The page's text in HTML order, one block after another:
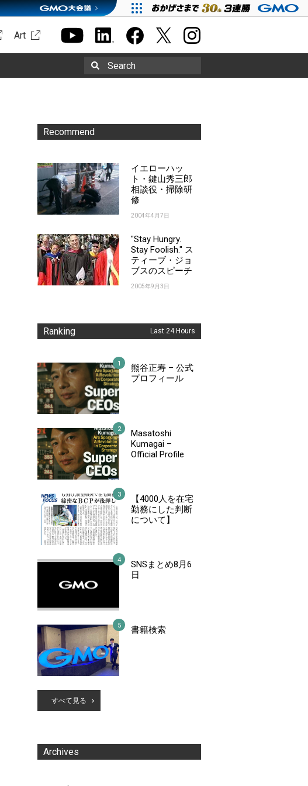
Art
Search
Recommend
イエローハッ
ト・鍵山秀三郎
相談役・掃除研
修
2004年4月7日
"Stay Hungry.
Stay Foolish." ス
ティーブ・ジョ
ブスのスピーチ
2005年9月3日
Ranking Last 24 Hours
熊谷正寿 – 公式
プロフィール
Masatoshi
Kumagai –
Official Profile
【4000人を在宅
勤務にした判断
について】
SNSまとめ8月6
日
書籍検索
すべて見る
Archives